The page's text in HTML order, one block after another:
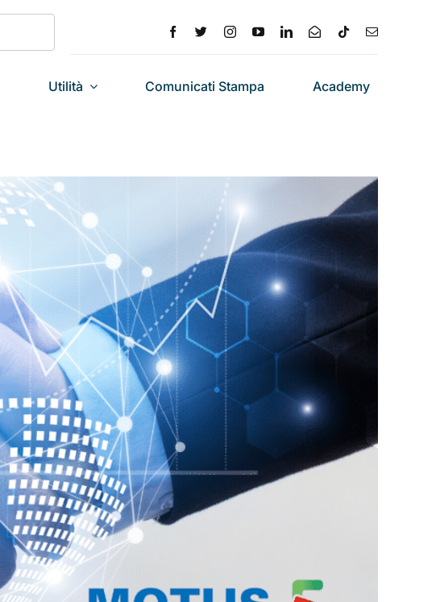
Utilità Comunicati Stampa Academy